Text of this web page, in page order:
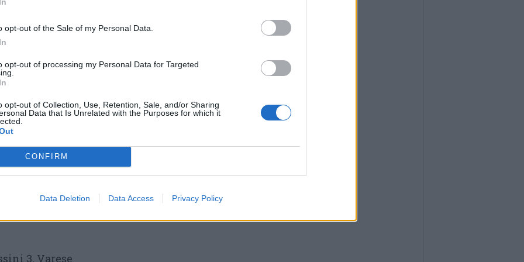
opt-out of the Sale of my Personal Data.
opt-out of processing my Personal Data for Targeted
opt-out of Collection, Use, Retention, Sale, and/or Sharing
Data that Is Unrelated with the Purposes for which it
CONFIRM
Data Deletion Data Access Privacy Policy
2026-2027
e i gruppi vengono formati per età, per
del percorso.
metodo Kids&Us e scoprire il corso più
prenotare una lezione
a uno degli open day in programma.
vedere con i propri occhi come i bambini
naturale.
tua partecipazione a uno degli
una lezione dimostrativa
3, Varese